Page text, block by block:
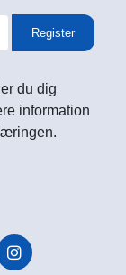
Register
du dig
information